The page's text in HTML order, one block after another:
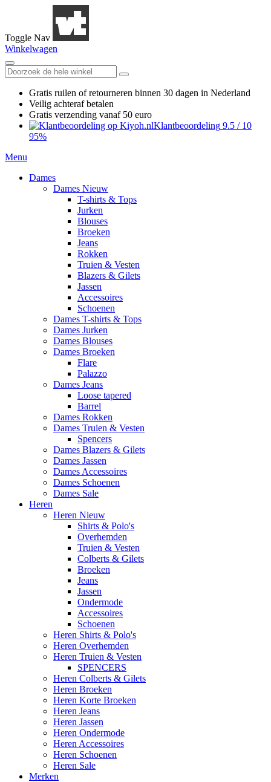
Toggle Nav
Winkelwagen
Gratis ruilen of retourneren binnen 30 dagen in Nederland
Veilig achteraf betalen
Gratis verzending vanaf 50 euro
Klantbeoordeling 9.5 / 10
95%
Menu
Dames
Dames Nieuw
T-shirts & Tops
Jurken
Blouses
Broeken
Jeans
Rokken
Truien & Vesten
Blazers & Gilets
Jassen
Accessoires
Schoenen
Dames T-shirts & Tops
Dames Jurken
Dames Blouses
Dames Broeken
Flare
Palazzo
Dames Jeans
Loose tapered
Barrel
Dames Rokken
Dames Truien & Vesten
Spencers
Dames Blazers & Gilets
Dames Jassen
Dames Accessoires
Dames Schoenen
Dames Sale
Heren
Heren Nieuw
Shirts & Polo's
Overhemden
Truien & Vesten
Colberts & Gilets
Broeken
Jeans
Jassen
Ondermode
Accessoires
Schoenen
Heren Shirts & Polo's
Heren Overhemden
Heren Truien & Vesten
SPENCERS
Heren Colberts & Gilets
Heren Broeken
Heren Korte Broeken
Heren Jeans
Heren Jassen
Heren Ondermode
Heren Accessoires
Heren Schoenen
Heren Sale
Merken